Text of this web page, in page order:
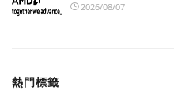
2026/08/07
熱門標籤